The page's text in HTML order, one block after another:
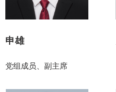
申雄
党组成员、副主席